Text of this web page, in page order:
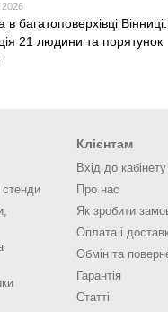
багатоповерхівці Вінниці:
21 людини та порятунок
Клієнтам
Вхід до кабінету
Про нас
Як зробити
Оплата і
Обмін та
Гарантія
Статті